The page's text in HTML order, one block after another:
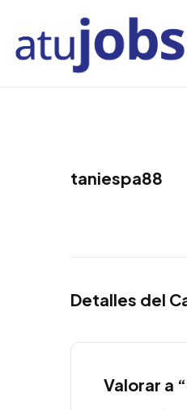
taniespa88
Detalles del
Valorar a